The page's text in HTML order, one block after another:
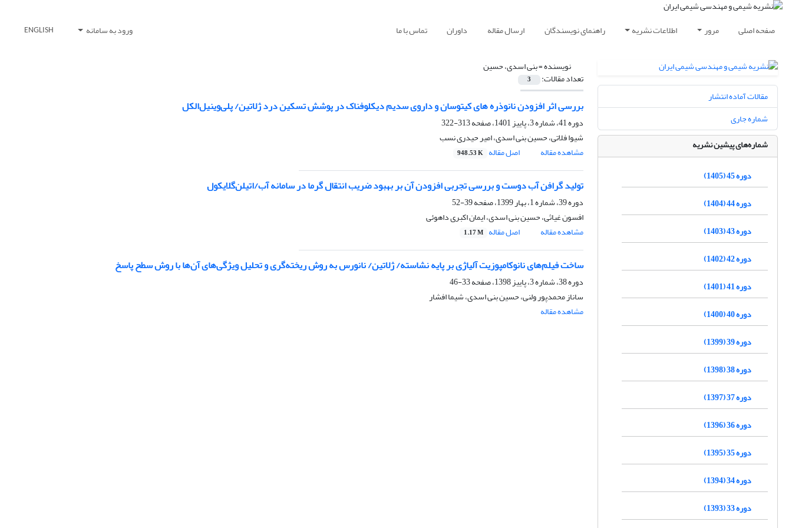
صفحه اصلی مرور اطلاعات نشریه راهنمای نویسندگان ارسال مقاله داوران تماس با ما ورود به سامانه ENGLISH
نویسنده =بنی اسدی، حسین
تعداد مقالات: 3
بررسی اثر افزودن نانوذره های کیتوسان و داروی سدیم دیکلوفناک در پوشش تسکین درد ژلاتین/ پلی‌وینیل‌الکل
دوره 41، شماره 3، پاییز 1401، صفحه
313-322
شیوا فلاتی، حسین بنی اسدی، امیر حیدری نسب
مشاهده مقاله
اصل مقاله 948.53 K
تولید گرافن آب دوست و بررسی تجربی افزودن آن بر بهبود ضریب انتقال گرما در سامانه آب/اتیلن‌گلایکول
دوره 39، شماره 1، بهار 1399، صفحه
39-52
افسون غیاثی، حسین بنی اسدی، ایمان اکبری داهوئی
مشاهده مقاله
اصل مقاله 1.17 M
ساخت فیلم‌های نانوکامپوزیت آلیاژی بر پایه نشاسته/ ژلاتین/ نانورس به روش ریخته‌گری و تحلیل ویژگی‌های آن‌ها با روش سطح پاسخ
دوره 38، شماره 3، پاییز 1398، صفحه
33-46
ساناز محمدپور ولنی، حسین بنی اسدی، شیما افشار
مشاهده مقاله
مقالات آماده انتشار
شماره جاری
شماره‌های پیشین نشریه
دوره 45 (1405)
دوره 44 (1404)
دوره 43 (1403)
دوره 42 (1402)
دوره 41 (1401)
دوره 40 (1400)
دوره 39 (1399)
دوره 38 (1398)
دوره 37 (1397)
دوره 36 (1396)
دوره 35 (1395)
دوره 34 (1394)
دوره 33 (1393)